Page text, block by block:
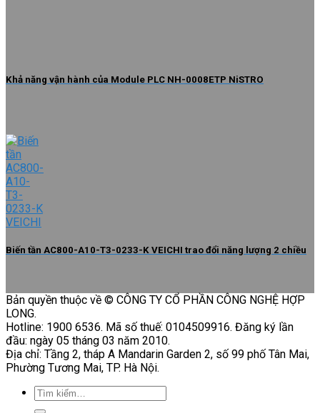
Khả năng vận hành của Module PLC NH-0008ETP NiSTRO
Biến tần AC800-A10-T3-0233-K VEICHI trao đổi năng lượng 2 chiều
Bản quyền thuộc về © CÔNG TY CỔ PHẦN CÔNG NGHỆ HỢP
LONG.
Hotline: 1900 6536. Mã số thuế: 0104509916. Đăng ký lần
đầu: ngày 05 tháng 03 năm 2010.
Địa chỉ: Tầng 2, tháp A Mandarin Garden 2, số 99 phố Tân Mai,
Phường Tương Mai, TP. Hà Nội.
Tìm
kiếm: